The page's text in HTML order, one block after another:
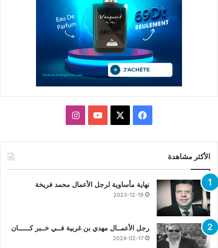
فيسبوك يوتيوبانستقرام
الأكثر مشاهدة
نهاية مأساوية لرجل الأعمال محمد فريخة
2023-12-19
رجل الأعمــال مهدي بن غربية فــي خــبر كــــــان
2024-02-17